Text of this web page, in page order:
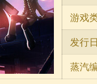
游戏
发行
蒸汽